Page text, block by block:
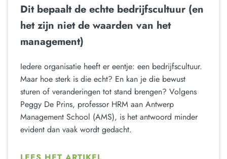
Dit bepaalt de echte bedrijfscultuur (en
het zijn niet de waarden van het
management)
Iedere organisatie heeft er eentje: een bedrijfscultuur.
Maar hoe sterk is die echt? En kan je die bewust
sturen of veranderingen tot stand brengen? Volgens
Peggy De Prins, professor HRM aan Antwerp
Management School (AMS), is het antwoord minder
evident dan vaak wordt gedacht.